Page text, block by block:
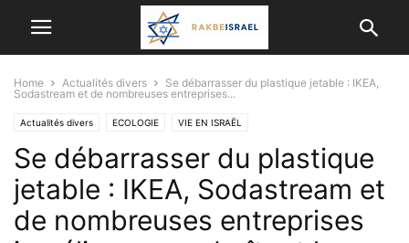
Home Actualités divers
Se débarrasser du plastique jetable : IKEA,
Sodastream et de nombreuses entreprises...
Actualités divers ECOLOGIE VIE EN ISRAËL
Se débarrasser du plastique
jetable : IKEA, Sodastream et
de nombreuses entreprises